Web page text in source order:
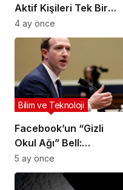
Aktif Kişileri Tek Bir
Ekranda Listeleyecek
4 ay önce
Facebook’un “Gizli
Okul Ağı” Bell:
Mahkeme Belgeleriyle
Gelen İtiraflar
Bilim ve Teknoloji
5 ay önce